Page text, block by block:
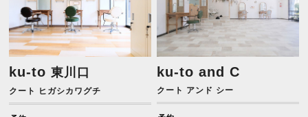
ku-to東川口
クート ヒガシカワグチ
ku-to and C
クート アンド シー